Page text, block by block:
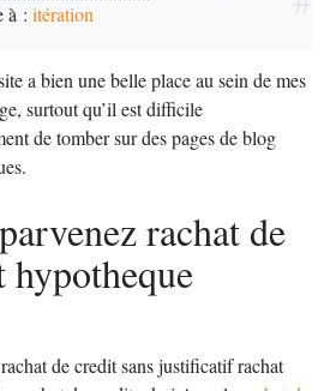
à : itération
a bien une belle place au sein de mes
surtout qu’il est difficile
de tomber sur des pages de blog
rachat de
hypotheque
de credit sans justificatif rachat